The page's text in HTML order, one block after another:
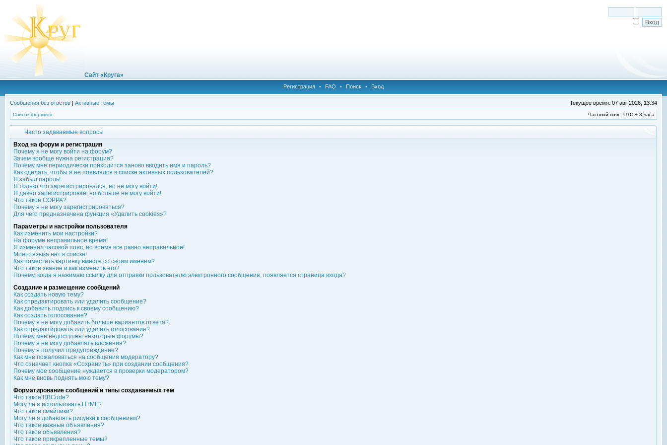
Сайт «Круга»
Регистрация • FAQ • Поиск • Вход
Сообщения без ответов | Активные темы Текущее время: 07 авг 2026, 13:34
Список форумов Часовой пояс: UTC + 3 часа
Часто задаваемые вопросы
Вход на форум и регистрация
Почему я не могу войти на форум?
Зачем вообще нужна регистрация?
Почему мне периодически приходится заново вводить имя и пароль?
Как сделать, чтобы я не появлялся в списке активных пользователей?
Я забыл пароль!
Я только что зарегистрировался, но не могу войти!
Я давно зарегистрирован, но больше не могу войти!
Что такое COPPA?
Почему я не могу зарегистрироваться?
Для чего предназначена функция «Удалить cookies»?
Параметры и настройки пользователя
Как изменить мои настройки?
На форуме неправильное время!
Я изменил часовой пояс, но время все равно неправильное!
Моего языка нет в списке!
Как поместить картинку вместе со своим именем?
Что такое звание и как изменить его?
Почему, когда я нажимаю ссылку для отправки пользователю электронного сообщения, появляется страница входа?
Создание и размещение сообщений
Как создать новую тему?
Как отредактировать или удалить сообщение?
Как добавить подпись к своему сообщению?
Как создать голосование?
Почему я не могу добавить больше вариантов ответа?
Как отредактировать или удалить голосование?
Почему мне недоступны некоторые форумы?
Почему я не могу добавлять вложения?
Почему я получил предупреждение?
Как мне пожаловаться на сообщения модератору?
Что означает кнопка «Сохранить» при создании сообщения?
Почему мое сообщение нуждается в проверки модератором?
Как мне вновь поднять мою тему?
Форматирование сообщений и типы создаваемых тем
Что такое BBCode?
Могу ли я использовать HTML?
Что такое смайлики?
Могу ли я добавлять рисунки к сообщениям?
Что такое важные объявления?
Что такое объявления?
Что такое прикрепленные темы?